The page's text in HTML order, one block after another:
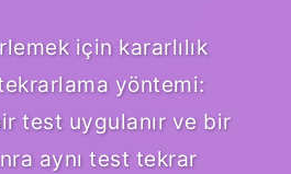
için kararlılık
yöntemi:
test uygulanır ve bir
aynı test tekrar